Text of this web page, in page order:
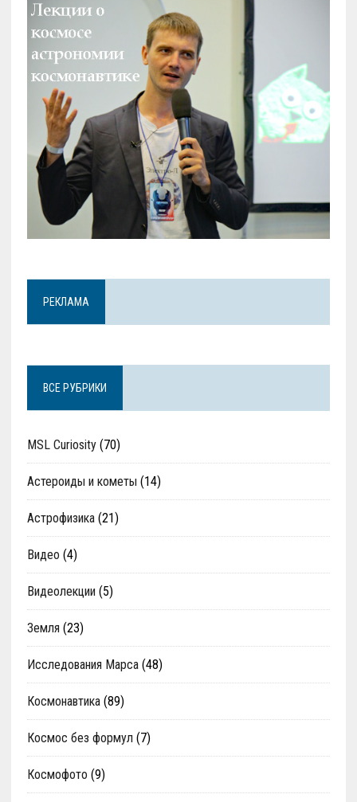
РЕКЛАМА
ВСЕ РУБРИКИ
MSL Curiosity(70)
Астероиды и кометы (14)
Астрофизика(21)
Видео (4)
Видеолекции (5)
Земля (23)
Исследования Марса(48)
Космонавтика(89)
Космос без формул (7)
Космофото (9)